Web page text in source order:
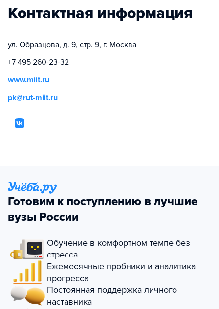
Контактная информация
ул. Образцова, д. 9, стр. 9, г. Москва
+7 495 260-23-32
www.miit.ru
pk@rut-miit.ru
Готовим к поступлению в лучшие
вузы России
Обучение в комфортном темпе без
стресса
Ежемесячные пробники и аналитика
прогресса
Постоянная поддержка личного
наставника